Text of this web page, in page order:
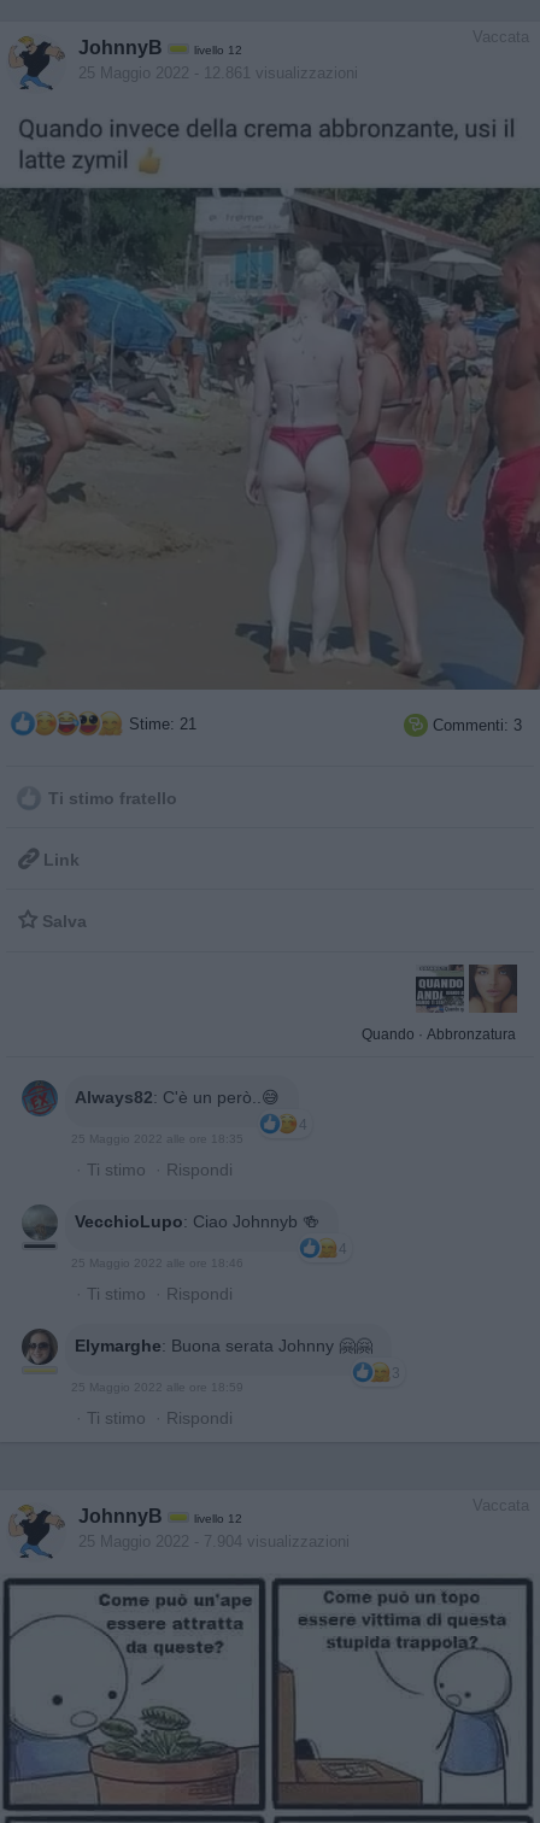
Vaccata
JohnnyB livello 12
25 Maggio 2022 - 12.861 visualizzazioni
Stime: 21  Commenti: 3
Ti stimo fratello
 Link
 Salva
Quando · Abbronzatura
Always82: C'è un però..😅
4
25 Maggio 2022 alle ore 18:35
· Ti stimo · Rispondi
VecchioLupo: Ciao Johnnyb 🍻
4
25 Maggio 2022 alle ore 18:46
· Ti stimo · Rispondi
Elymarghe: Buona serata Johnny 🤗🤗
3
25 Maggio 2022 alle ore 18:59
· Ti stimo · Rispondi
Vaccata
JohnnyB livello 12
25 Maggio 2022 - 7.904 visualizzazioni